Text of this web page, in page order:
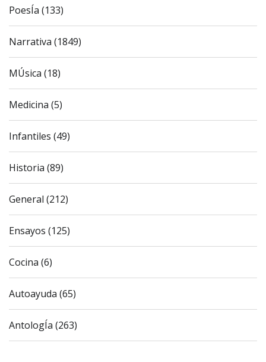
PoesÍa (133)
Narrativa (1849)
MÚsica (18)
Medicina (5)
Infantiles (49)
Historia (89)
General (212)
Ensayos (125)
Cocina (6)
Autoayuda (65)
AntologÍa (263)